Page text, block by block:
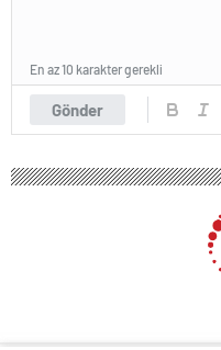
Gönder
En az 10 karakter gerekli